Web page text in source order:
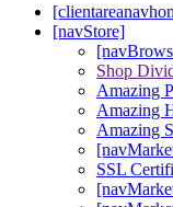
[navStore]
Shop
Amazing
Amazing
Amazing
SSL